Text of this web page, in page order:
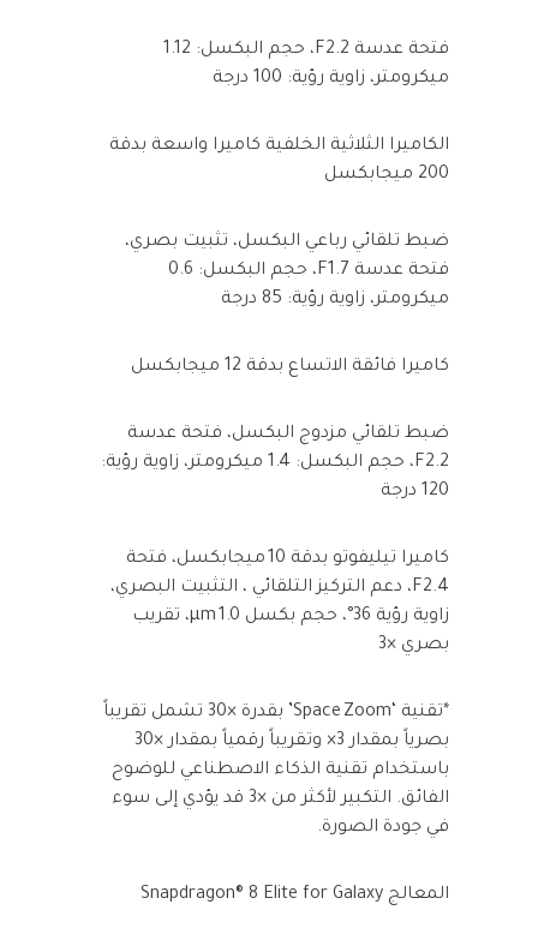
فتحة عدسة F2.2، حجم البكسل: 1.12
ميكرومتر، زاوية رؤية: 100 درجة
الكاميرا الثلاثية الخلفية كاميرا واسعة بدقة
200 ميجابكسل
ضبط تلقائي رباعي البكسل، تثبيت بصري،
فتحة عدسة F1.7، حجم البكسل: 0.6
ميكرومتر، زاوية رؤية: 85 درجة
كاميرا فائقة الاتساع بدقة 12 ميجابكسل
ضبط تلقائي مزدوج البكسل، فتحة عدسة
F2.2، حجم البكسل: 1.4 ميكرومتر، زاوية رؤية:
120 درجة
كاميرا تيليفوتو بدقة 10 ميجابكسل، فتحة
F2.4، دعم التركيز التلقائي ، التثبيت البصري،
زاوية رؤية 36°، حجم بكسل 1.0 µm، تقريب
بصري ×3
*تقنية ‘Space Zoom’ بقدرة ×30 تشمل تقريباً
بصرياً بمقدار 3× وتقريباً رقمياً بمقدار ×30
باستخدام تقنية الذكاء الاصطناعي للوضوح
الفائق. التكبير لأكثر من ×3 قد يؤدي إلى سوء
في جودة الصورة.
المعالج Snapdragon® 8 Elite for Galaxy